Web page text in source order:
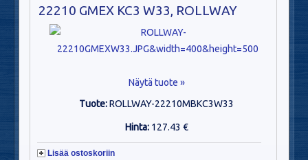
22210 GMEX KC3 W33, ROLLWAY
Näytä tuote »
Tuote:ROLLWAY-22210MBKC3W33
Hinta: 127.43 €
Lisää ostoskoriin